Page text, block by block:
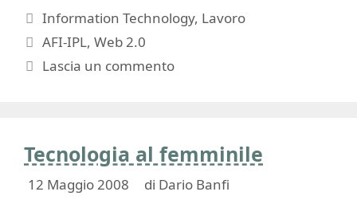
Categorie
Information Technology, Lavoro
Tag
AFI-IPL,Web 2.0
Lascia un commento
Tecnologia al femminile
12 Maggio 2008 di Dario Banfi